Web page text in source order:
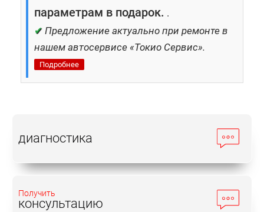
параметрам в подарок. .
✔ Предложение актуально при ремонте в
нашем автосервисе «Токио Сервис».
Подробнее
диагностика
Получить
консультацию